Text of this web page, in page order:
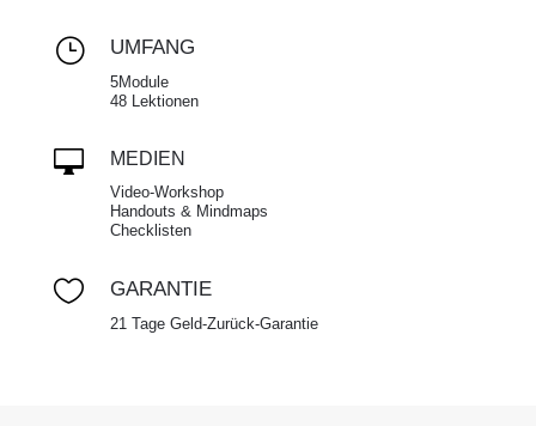
} UMFANG
5Module
48 Lektionen
 MEDIEN
Video-Workshop
Handouts & Mindmaps
Checklisten
 GARANTIE
21 Tage Geld-Zurück-Garantie